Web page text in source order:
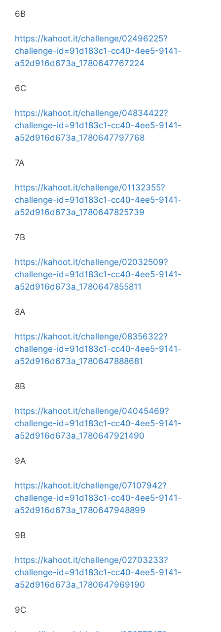
6B
https://kahoot.it/challenge/02496225?
challenge-id=91d183c1-cc40-4ee5-9141-
a52d916d673a_1780647767224
6C
https://kahoot.it/challenge/04834422?
challenge-id=91d183c1-cc40-4ee5-9141-
a52d916d673a_1780647797768
7A
https://kahoot.it/challenge/01132355?
challenge-id=91d183c1-cc40-4ee5-9141-
a52d916d673a_1780647825739
7B
https://kahoot.it/challenge/02032509?
challenge-id=91d183c1-cc40-4ee5-9141-
a52d916d673a_1780647855811
8A
https://kahoot.it/challenge/08356322?
challenge-id=91d183c1-cc40-4ee5-9141-
a52d916d673a_1780647888681
8B
https://kahoot.it/challenge/04045469?
challenge-id=91d183c1-cc40-4ee5-9141-
a52d916d673a_1780647921490
9A
https://kahoot.it/challenge/07107942?
challenge-id=91d183c1-cc40-4ee5-9141-
a52d916d673a_1780647948899
9B
https://kahoot.it/challenge/02703233?
challenge-id=91d183c1-cc40-4ee5-9141-
a52d916d673a_1780647969190
9C